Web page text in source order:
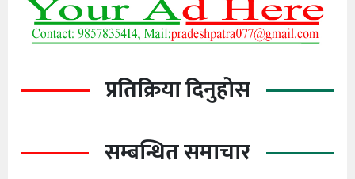
प्रतिक्रिया दिनुहोस
सम्बन्धित समाचार